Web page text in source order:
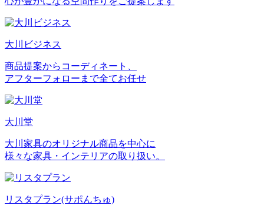
大川ビジネス
商品提案からコーディネート、
アフターフォローまで全てお任せ
大川堂
大川家具のオリジナル商品を中心に
様々な家具・インテリアの取り扱い。
リスタプラン(サポんちゅ)